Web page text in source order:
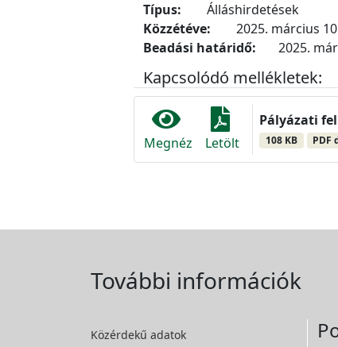
Típus:
Álláshirdetések
Közzétéve:
2025. március
Beadási határidő:
2025.
Kapcsolódó mellékletek:
Megnéz Letölt
Pályázati
108 KB PDF
További információk
Közérdekű adatok